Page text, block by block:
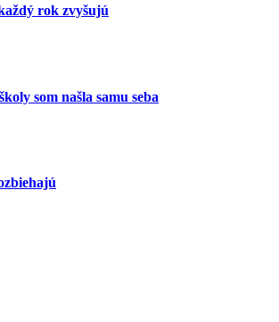
rok zvyšujú
som našla samu seba